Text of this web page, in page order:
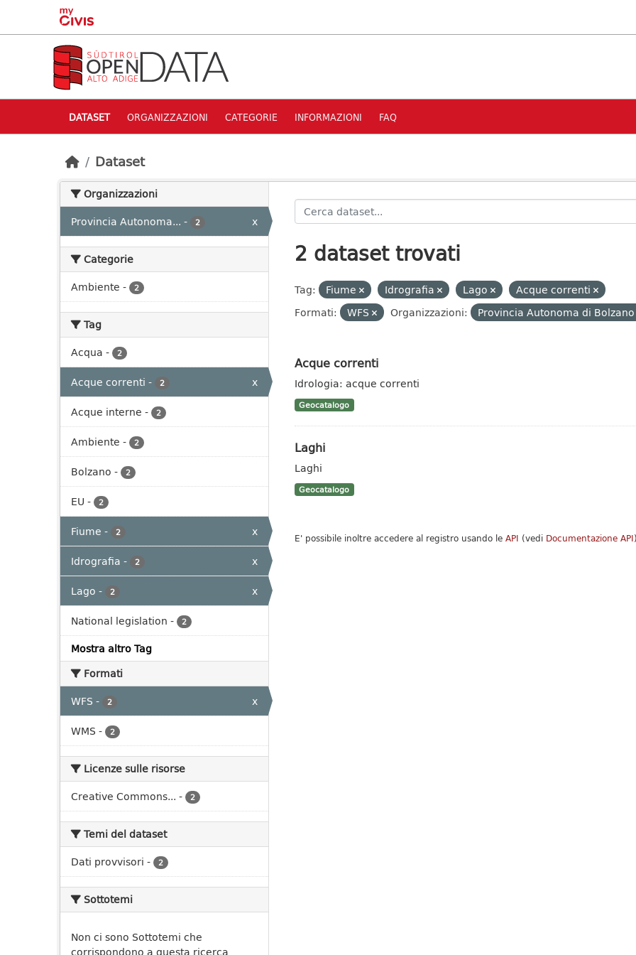
Skip to main content
DATASET ORGANIZZAZIONI CATEGORIE INFORMAZIONI FAQ
Dataset
Organizzazioni
Provincia Autonoma... - 2 x
Categorie
Ambiente - 2
Tag
Acqua - 2
Acque correnti - 2
x
Acque interne - 2
Ambiente - 2
Bolzano - 2
EU - 2
Fiume - 2
x
Idrografia - 2
x
Lago - 2
x
National legislation - 2
Mostra altro Tag
Formati
WFS - 2
x
WMS - 2
Licenze sulle risorse
Creative Commons... - 2
Temi del dataset
Dati provvisori - 2
Sottotemi
Non ci sono Sottotemi che
corrispondono a questa ricerca
2 dataset trovati
Tag: Fiume Idrografia Lago
Acque correnti
Formati:
WFS Organizzazioni: Provincia Autonoma di
Acque correnti
Idrologia: acque correnti
Geocatalogo
Laghi
Laghi
Geocatalogo
E' possibile inoltre accedere al registro usando le API (vedi Documentazione API